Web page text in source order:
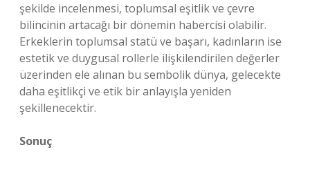
şekilde incelenmesi, toplumsal eşitlik ve çevre
bilincinin artacağı bir dönemin habercisi olabilir.
Erkeklerin toplumsal statü ve başarı, kadınların ise
estetik ve duygusal rollerle ilişkilendirilen değerler
üzerinden ele alınan bu sembolik dünya, gelecekte
daha eşitlikçi ve etik bir anlayışla yeniden
şekillenecektir.
Sonuç